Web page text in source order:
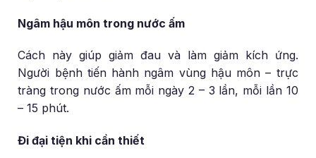
Ngâm hậu môn trong nước ấm
Cách này giúp giảm đau và làm giảm kích ứng.
Người bệnh tiến hành ngâm vùng hậu môn – trực
tràng trong nước ấm mỗi ngày 2 – 3 lần, mỗi lần 10
– 15 phút.
Đi đại tiện khi cần thiết